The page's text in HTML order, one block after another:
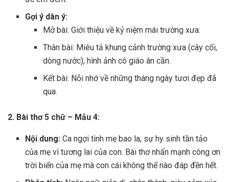
Gợi ý dàn ý:
Mở bài: Giới thiệu về kỷ niệm mái trường xưa.
Thân bài: Miêu tả khung cảnh trường xưa (cây cối,
dòng nước), hình ảnh cô giáo ân cần.
Kết bài: Nỗi nhớ về những tháng ngày tươi đẹp đã
qua.
2. Bài thơ 5 chữ – Mẫu 4:
Nội dung: Ca ngợi tình mẹ bao la, sự hy sinh tần tảo
của mẹ vì tương lai của con. Bài thơ nhấn mạnh công ơn
trời biển của mẹ mà con cái không thể nào đáp đền hết.